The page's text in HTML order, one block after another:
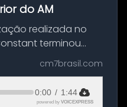
do AM
realizada no
terminou
115
uma
porto da cidade. O
cm7brasil.com
0:00 / 1:44
powered by VOICEXPRESS